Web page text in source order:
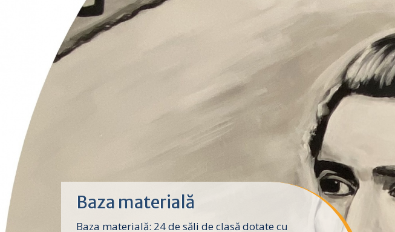
Baza materială
Baza materială: 24 de săli de clasă dotate cu